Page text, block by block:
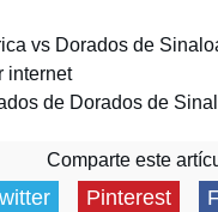
vs Dorados de
internet
de Dorados de
Comparte este
Pinterest